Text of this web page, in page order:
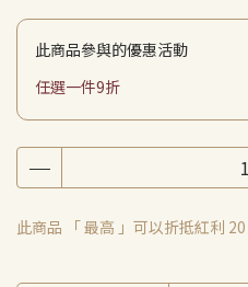
此商品參與的優惠活動
任選一件9折
此商品 「 最高 」可以折抵紅利 20